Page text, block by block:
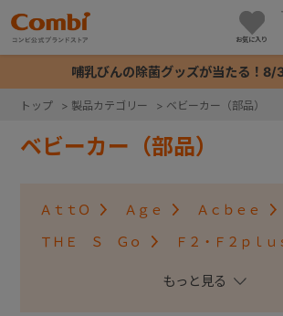
お気に入り
哺乳びんの除菌グッズが当たる！8/
トップ > 製品カテゴリー > ベビーカー（部品）
ベビーカー（部品）
ＡｔｔＯ Ａｇｅ Ａｃｂｅｅ
ＴＨＥ Ｓ Ｇｏ Ｆ２・Ｆ２ｐｌｕ
アンブレッタ４キャス クロスゴー